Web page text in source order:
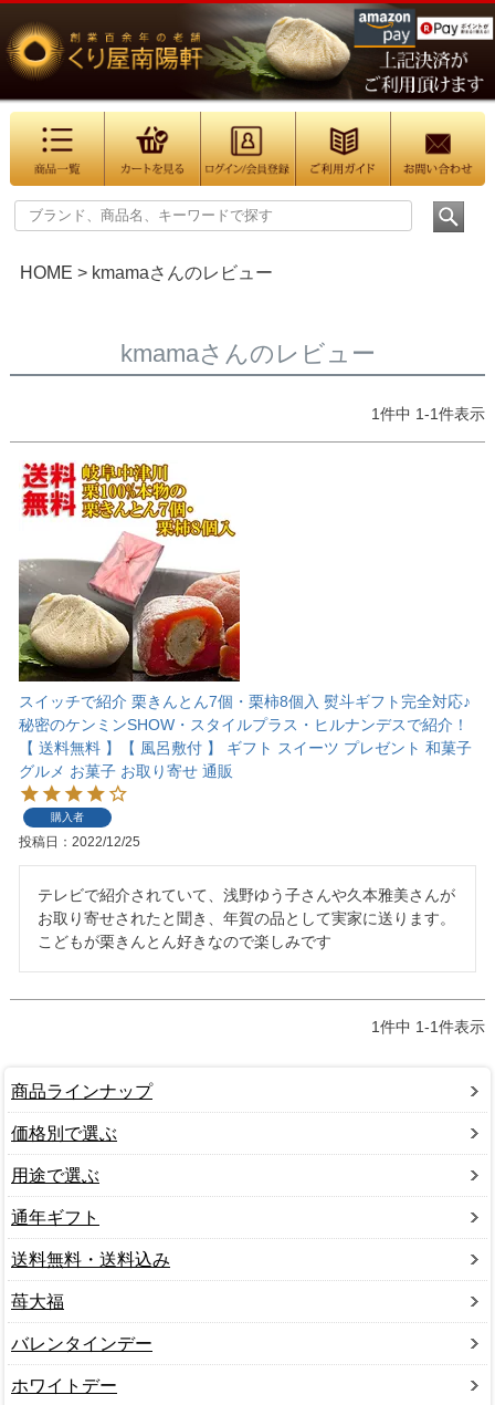
HOME kmamaさんのレビュー
kmamaさんのレビュー
1件中 1-1件表示
スイッチで紹介 栗きんとん7個・栗柿8個入 熨斗ギフト完全対応♪
秘密のケンミンSHOW・スタイルプラス・ヒルナンデスで紹介！
【 送料無料 】【 風呂敷付 】 ギフト スイーツ プレゼント 和菓子
グルメ お菓子 お取り寄せ 通販
購入者
投稿日 2022/12/25
テレビで紹介されていて、浅野ゆう子さんや久本雅美さんが
お取り寄せされたと聞き、年賀の品として実家に送ります。
1件中 1-1件表示
商品ラインナップ
価格別で選ぶ
用途で選ぶ
通年ギフト
送料無料・送料込み
苺大福
バレンタインデー
ホワイトデー